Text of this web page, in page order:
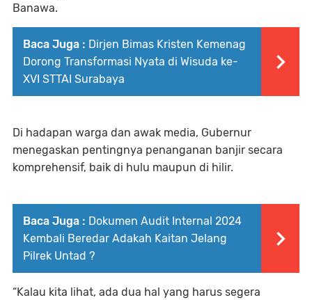
Banawa.
Baca Juga : Dirjen Bimas Kristen Kemenag
Dorong Transformasi Nyata di Wisuda ke-
XVI STTAI Surabaya
Di hadapan warga dan awak media, Gubernur
menegaskan pentingnya penanganan banjir secara
komprehensif, baik di hulu maupun di hilir.
Baca Juga : Dokumen Audit Internal 2024
Kembali Beredar Adakah Kaitan Jelang
Pilrek Untad ?
“Kalau kita lihat, ada dua hal yang harus segera